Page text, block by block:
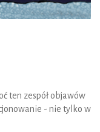
ten zespół objawów
- nie tylko w